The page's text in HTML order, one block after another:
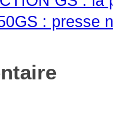
: presse